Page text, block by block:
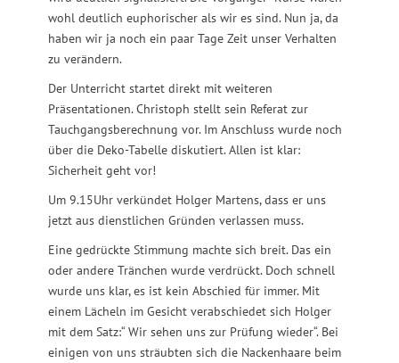
wohl deutlich euphorischer als wir es sind. Nun ja, da
haben wir ja noch ein paar Tage Zeit unser Verhalten
zu verändern.
Der Unterricht startet direkt mit weiteren
Präsentationen. Christoph stellt sein Referat zur
Tauchgangsberechnung vor. Im Anschluss wurde noch
über die Deko-Tabelle diskutiert. Allen ist klar:
Sicherheit geht vor!
Um 9.15Uhr verkündet Holger Martens, dass er uns
jetzt aus dienstlichen Gründen verlassen muss.
Eine gedrückte Stimmung machte sich breit. Das ein
oder andere Tränchen wurde verdrückt. Doch schnell
wurde uns klar, es ist kein Abschied für immer. Mit
einem Lächeln im Gesicht verabschiedet sich Holger
mit dem Satz:“ Wir sehen uns zur Prüfung wieder“. Bei
einigen von uns sträubten sich die Nackenhaare beim